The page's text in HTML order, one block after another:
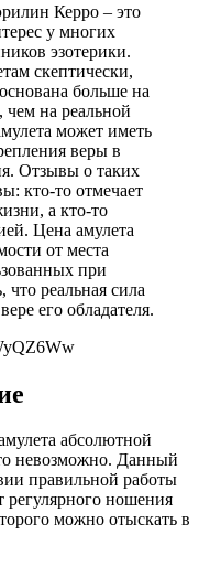
Керро – это
у многих
эзотерики.
скептически,
больше на
чем на реальной
может иметь
веры в
Отзывы о таких
кто-то отмечает
а кто-то
Цена амулета
от места
при
реальная сила
его обладателя.
абсолютной
невозможно. Данный
правильной работы
ношения
можно отыскать в